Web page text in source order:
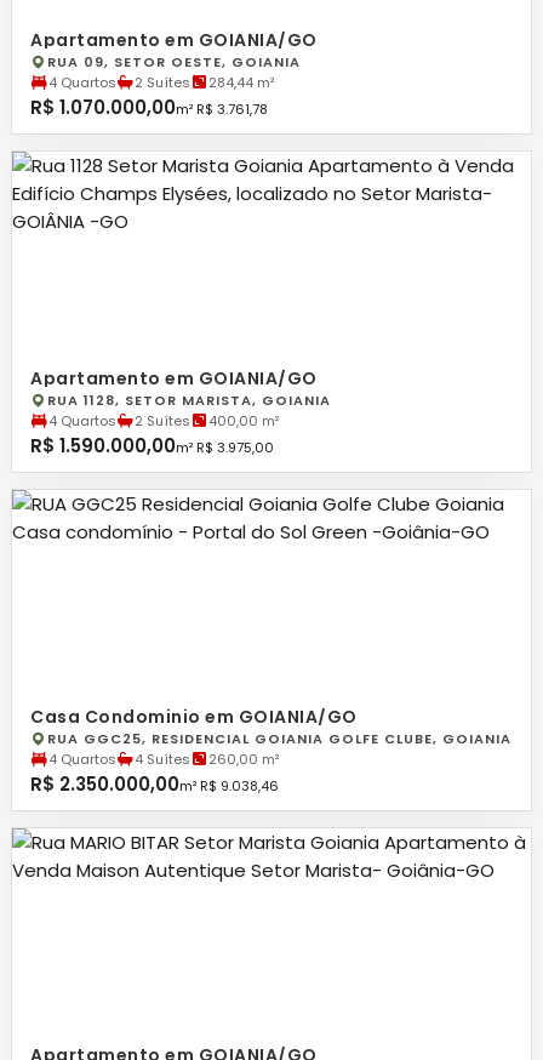
Apartamento em GOIANIA/GO
RUA 09, SETOR OESTE, GOIANIA
4 Quartos
2 Suítes 284,44 m²
R$ 1.070.000,00m² R$ 3.761,78
Apartamento em GOIANIA/GO
RUA 1128, SETOR MARISTA, GOIANIA
4 Quartos
2 Suítes 400,00 m²
R$ 1.590.000,00m² R$ 3.975,00
Casa Condominio em GOIANIA/GO
RUA GGC25, RESIDENCIAL GOIANIA GOLFE CLUBE, GOIANIA
4 Quartos
4 Suítes 260,00 m²
R$ 2.350.000,00m² R$ 9.038,46
Apartamento em GOIANIA/GO